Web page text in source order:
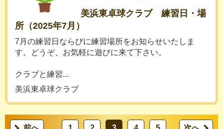
美浜東卓球クラブ 練習日・場
所（2025年7月）
7月の練習日ならびに練習場所をお知らせいたしま
す。どうぞ、お気軽に遊びに来て下さい。
クラブと練習...
美浜東卓球クラブ